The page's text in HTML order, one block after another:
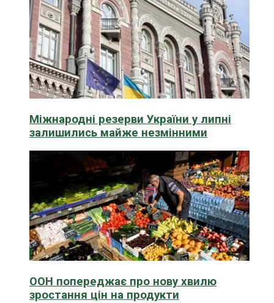
Міжнародні резерви України у липні
залишились майже незмінними
ООН попереджає про нову хвилю
зростання цін на продукти